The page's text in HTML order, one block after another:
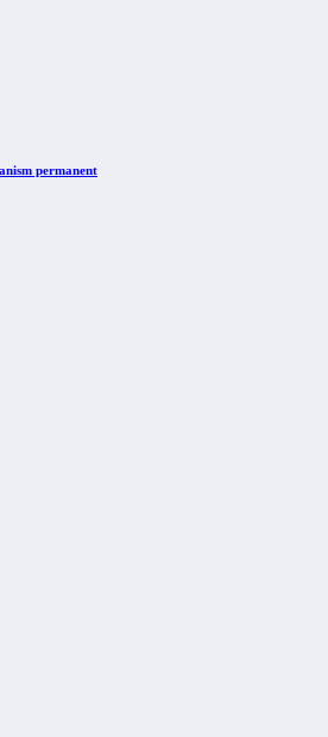
permanent